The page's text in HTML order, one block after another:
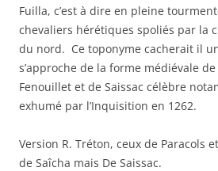
Fuilla, c’est à dire en pleine
chevaliers hérétiques spoliés par la
du nord. Ce toponyme cacherait il
s’approche de la forme médiévale de
Fenouillet et de Saissac célèbre
exhumé par l’Inquisition en 1262.
Version R. Tréton, ceux de Paracols
de Saîcha mais De Saissac.